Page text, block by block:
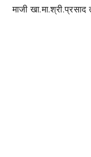
माजी खा.मा.श्री.प्रसाद